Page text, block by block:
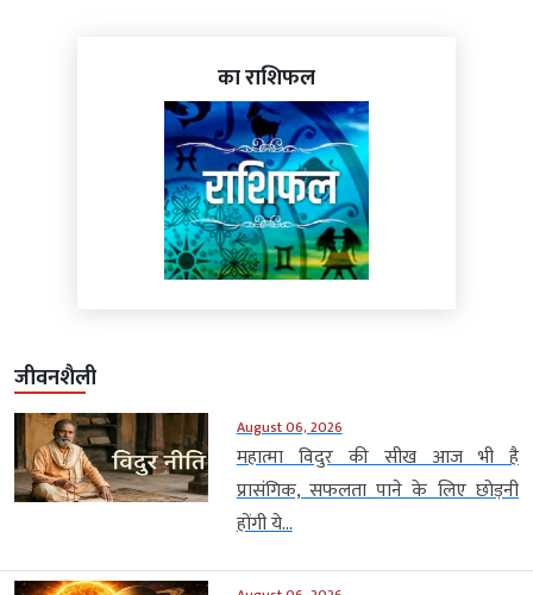
का राशिफल
जीवनशैली
August 06, 2026
महात्मा विदुर की सीख आज भी है
प्रासंगिक, सफलता पाने के लिए छोड़नी
होंगी ये...